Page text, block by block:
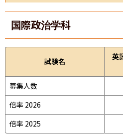
国際政治学科
試験名
英
募集人数
倍率 2026
倍率 2025